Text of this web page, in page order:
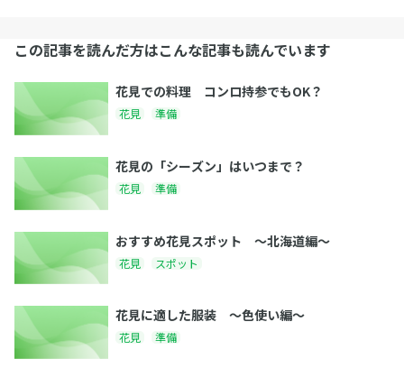
この記事を読んだ方はこんな記事も読んでいます
花見での料理 コンロ持参でもOK？
花見 準備
花見の「シーズン」はいつまで？
花見 準備
おすすめ花見スポット 〜北海道編〜
花見 スポット
花見に適した服装 〜色使い編〜
花見 準備